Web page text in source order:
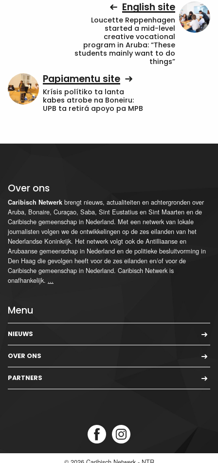
English site
Loucette Reppenhagen
started a mid-level
creative vocational
program in Aruba: “These
students mainly want to do
things”
Papiamentu site
Krísis polítiko ta lanta
kabes atrobe na Boneiru:
UPB ta retirá apoyo pa MPB
Over ons
Caribisch Netwerk brengt nieuws, actualiteiten en achtergronden over
Aruba, Bonaire, Curaçao, Saba, Sint Eustatius en Sint Maarten en de
Caribische gemeenschap in Nederland. Met een netwerk van lokale
journalisten volgen we de ontwikkelingen op de zes eilanden van het
Nederlandse Koninkrijk. Het netwerk volgt ook de Antilliaanse en
Arubaanse gemeenschap in Nederland en de politieke besluitvorming in
Den Haag die gevolgen heeft voor de zes eilanden en/of voor de
Caribische gemeenschap in Nederland. Caribisch Netwerk is
onafhankelijk. ...
Menu
NIEUWS
OVER ONS
PARTNERS